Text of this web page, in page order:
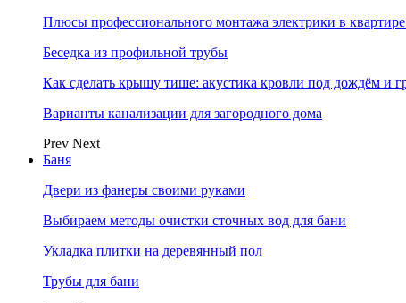
Плюсы профессионального монтажа электрики в
Беседка из профильной трубы
Как сделать крышу тише: акустика кровли под дождём и
Варианты канализации для загородного дома
Prev Next
Баня
Двери из фанеры своими руками
Выбираем методы очистки сточных вод для бани
Укладка плитки на деревянный пол
Трубы для бани